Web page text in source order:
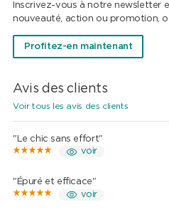
Inscrivez-vous à notre newsletter
nouveauté, action ou promotion,
Profitez-en maintenant
Avis des clients
Voir tous les avis des clients
"Le chic sans effort"
voir
"Épuré et efficace"
voir